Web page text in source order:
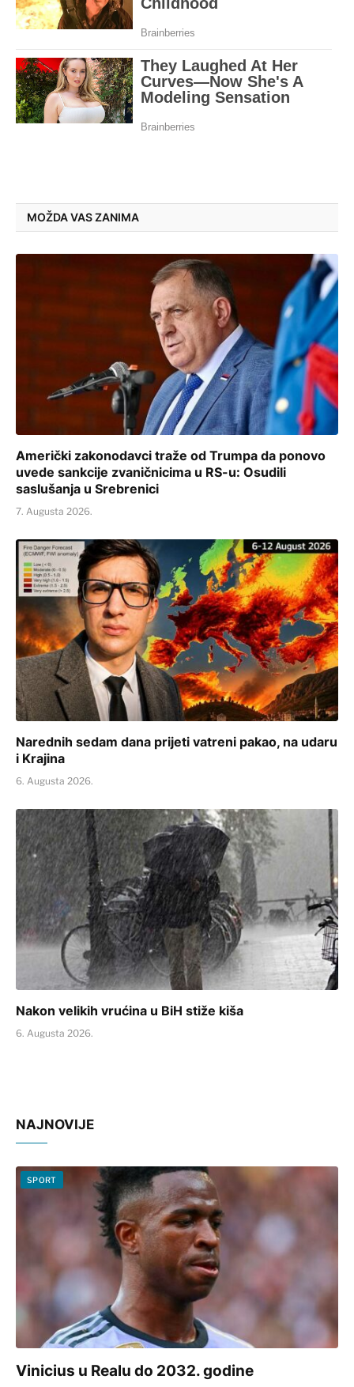
MOŽDA VAS ZANIMA
Američki zakonodavci traže od Trumpa da ponovo
uvede sankcije zvaničnicima u RS-u: Osudili
saslušanja u Srebrenici
7. Augusta 2026.
Narednih sedam dana prijeti vatreni pakao, na udaru
i Krajina
6. Augusta 2026.
Nakon velikih vrućina u BiH stiže kiša
6. Augusta 2026.
NAJNOVIJE
SPORT
Vinicius u Realu do 2032. godine